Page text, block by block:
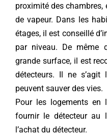
proximité des chambres,
de vapeur. Dans les
étages, il est conseillé
par niveau. De même
grande surface, il est
détecteurs. Il ne
peuvent sauver des vies.
Pour les logements en
fournir le détecteur au
l’achat du détecteur.